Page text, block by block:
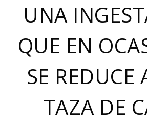
UNA
QUE EN
SE REDUCE
TAZA DE